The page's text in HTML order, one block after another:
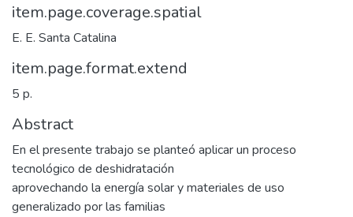
item.page.coverage.spatial
E. E. Santa Catalina
item.page.format.extend
5 p.
Abstract
En el presente trabajo se planteó aplicar un proceso
tecnológico de deshidratación
aprovechando la energía solar y materiales de uso
generalizado por las familias